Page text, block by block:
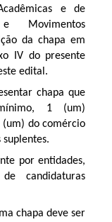
e de
Movimentos
da chapa em
IV do presente
edital.
chapa que
1 (um)
do comércio
suplentes.
por entidades,
candidaturas
chapa deve ser